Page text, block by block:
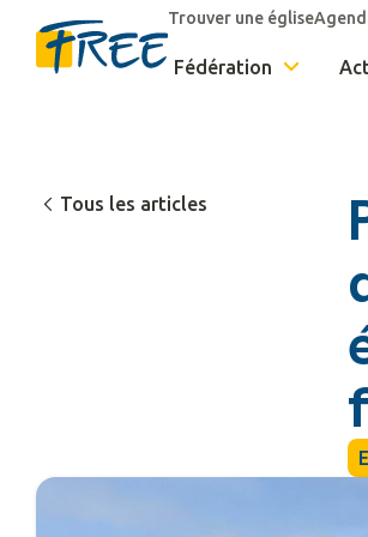
Trouver une église
Fédération
Tous les articles